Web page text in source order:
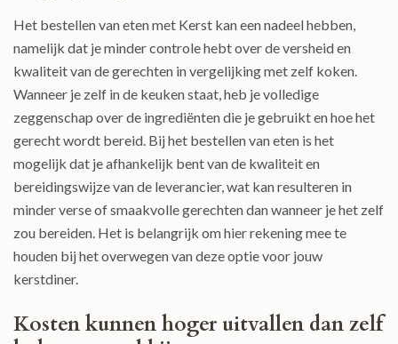
Het bestellen van eten met Kerst kan een nadeel hebben,
namelijk dat je minder controle hebt over de versheid en
kwaliteit van de gerechten in vergelijking met zelf koken.
Wanneer je zelf in de keuken staat, heb je volledige
zeggenschap over de ingrediënten die je gebruikt en hoe het
gerecht wordt bereid. Bij het bestellen van eten is het
mogelijk dat je afhankelijk bent van de kwaliteit en
bereidingswijze van de leverancier, wat kan resulteren in
minder verse of smaakvolle gerechten dan wanneer je het zelf
zou bereiden. Het is belangrijk om hier rekening mee te
houden bij het overwegen van deze optie voor jouw
kerstdiner.
Kosten kunnen hoger uitvallen dan zelf